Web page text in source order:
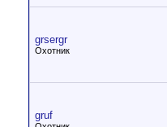
grsergr
Охотник
gruf